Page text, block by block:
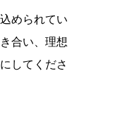
められてい
合い、理想
してくださ